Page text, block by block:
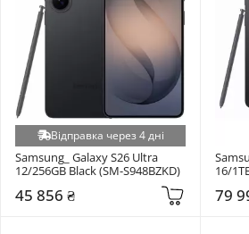
Відправка через 4 дні
Samsung_ Galaxy S26 Ultra
12/256GB Black (SM-S948BZKD)
45 856 ₴
16/
79